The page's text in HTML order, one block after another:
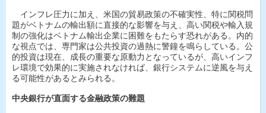
インフレ圧力に加え、米国の貿易政策の不確実性、特に関税問
題がベトナムの輸出額に直接的な影響を与え、高い関税や輸入規
制の強化はベトナム輸出企業に困難をもたらす恐れがある。内的
な視点では、専門家は公共投資の過熱に警鐘を鳴らしている。公
的投資は現在、成長の重要な原動力となっているが、高いインフ
レ環境で効果的に実施されなければ、銀行システムに逆風を与え
る可能性があるとみられる。
中央銀行が直面する金融政策の難題